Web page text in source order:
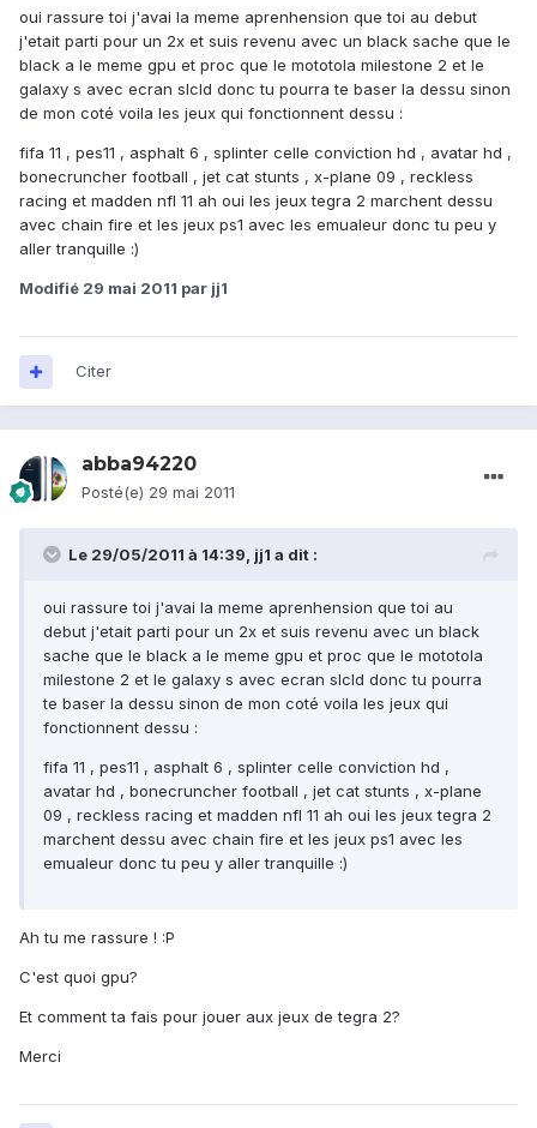
oui rassure toi j'avai la meme aprenhension que toi au debut
j'etait parti pour un 2x et suis revenu avec un black sache que le
black a le meme gpu et proc que le mototola milestone 2 et le
galaxy s avec ecran slcld donc tu pourra te baser la dessu sinon
de mon coté voila les jeux qui fonctionnent dessu :
fifa 11 , pes11 , asphalt 6 , splinter celle conviction hd , avatar hd ,
bonecruncher football , jet cat stunts , x-plane 09 , reckless
racing et madden nfl 11 ah oui les jeux tegra 2 marchent dessu
avec chain fire et les jeux ps1 avec les emualeur donc tu peu y
aller tranquille :)
Modifié 29 mai 2011 par jj1
Citer
abba94220
Posté(e) 29 mai 2011
Le 29/05/2011 à 14:39, jj1 a dit :
oui rassure toi j'avai la meme aprenhension que toi au
debut j'etait parti pour un 2x et suis revenu avec un black
sache que le black a le meme gpu et proc que le mototola
milestone 2 et le galaxy s avec ecran slcld donc tu pourra
te baser la dessu sinon de mon coté voila les jeux qui
fonctionnent dessu :
fifa 11 , pes11 , asphalt 6 , splinter celle conviction hd ,
avatar hd , bonecruncher football , jet cat stunts , x-plane
09 , reckless racing et madden nfl 11 ah oui les jeux tegra 2
marchent dessu avec chain fire et les jeux ps1 avec les
emualeur donc tu peu y aller tranquille :)
Ah tu me rassure ! :P
C'est quoi gpu?
Et comment ta fais pour jouer aux jeux de tegra 2?
Merci